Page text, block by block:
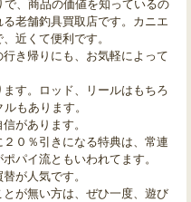
、商品の価値を知っているの
老舗釣具買取店です。カニエ
近くて便利です。
き帰りにも、お気軽によって
す。ロッド、リールはもちろ
もあります。
があります。
０％引きになる特典は、常連
パイ流ともいわれてます。
が人気です。
が無い方は、ぜひ一度、遊び